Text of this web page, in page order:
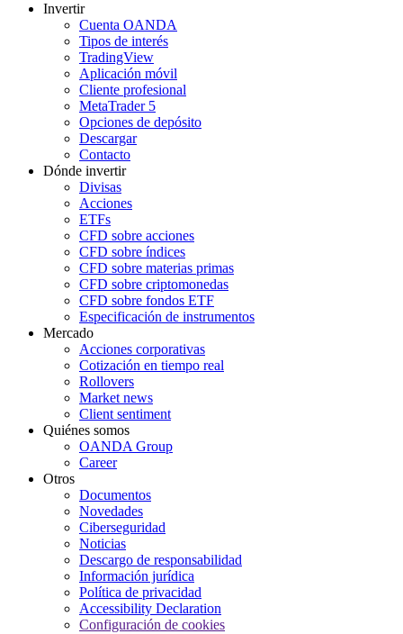
Invertir
Cuenta OANDA
Tipos de interés
TradingView
Aplicación móvil
Cliente profesional
MetaTrader 5
Opciones de depósito
Descargar
Contacto
Dónde invertir
Divisas
Acciones
ETFs
CFD sobre acciones
CFD sobre índices
CFD sobre materias primas
CFD sobre criptomonedas
CFD sobre fondos ETF
Especificación de instrumentos
Mercado
Acciones corporativas
Cotización en tiempo real
Rollovers
Market news
Client sentiment
Quiénes somos
OANDA Group
Career
Otros
Documentos
Novedades
Ciberseguridad
Noticias
Descargo de responsabilidad
Información jurídica
Política de privacidad
Accessibility Declaration
Configuración de cookies